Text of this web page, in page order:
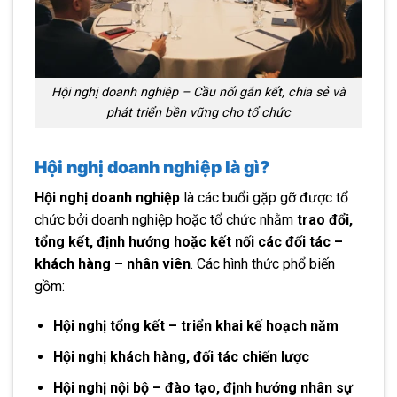
Hội nghị doanh nghiệp – Cầu nối gắn kết, chia sẻ và
phát triển bền vững cho tổ chức
Hội nghị doanh nghiệp là gì?
Hội nghị doanh nghiệp là các buổi gặp gỡ được tổ
chức bởi doanh nghiệp hoặc tổ chức nhằm trao đổi,
tổng kết, định hướng hoặc kết nối các đối tác –
khách hàng – nhân viên. Các hình thức phổ biến
gồm:
Hội nghị tổng kết – triển khai kế hoạch năm
Hội nghị khách hàng, đối tác chiến lược
Hội nghị nội bộ – đào tạo, định hướng nhân sự